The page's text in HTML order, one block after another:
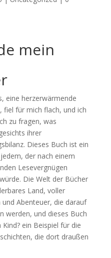
mein
eine herzerwärmende
fiel für mich flach, und ich
zu fragen, was
ihrer
Dieses Buch ist ein
der nach einem
Lesevergnügen
Die Welt der Bücher
Land, voller
Abenteuer, die darauf
werden, und dieses Buch
ein Beispiel für die
die dort draußen